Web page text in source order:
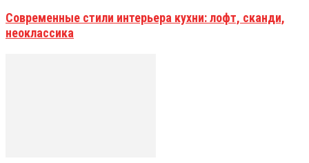
Современные стили интерьера кухни: лофт, сканди,
неоклассика